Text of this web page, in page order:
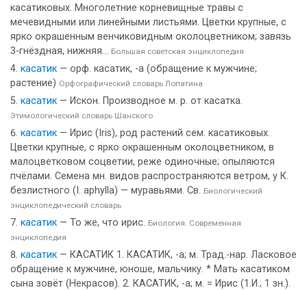
касатиковых. Многолетние корневищные травы с
мечевидными или линейными листьями. Цветки крупные, с
ярко окрашенным венчиковидным околоцветником; завязь
3-гнёздная, нижняя... Большая советская энциклопедия
касатик — орф. касатик, -а (обращение к мужчине;
растение) Орфографический словарь Лопатина
касатик — Искон. Производное м. р. от касатка.
Этимологический словарь Шанского
касатик — Ирис (Iris), род растений сем. касатиковых.
Цветки крупные, с ярко окрашенным околоцветником, в
малоцветковом соцветии, реже одиночные; опыляются
пчёлами. Семена мн. видов распространяются ветром, у К.
безлистного (I. aphylla) — муравьями. Св. Биологический
энциклопедический словарь
касатик — То же, что ирис. Биология. Современная
энциклопедия
касатик — КАСАТИК 1. КАСАТИК, -а; м. Трад.-нар. Ласковое
обращение к мужчине, юноше, мальчику. * Мать касатиком
сына зовёт (Некрасов). 2. КАСАТИК, -а; м. = Ирис (1.И.; 1 зн.).